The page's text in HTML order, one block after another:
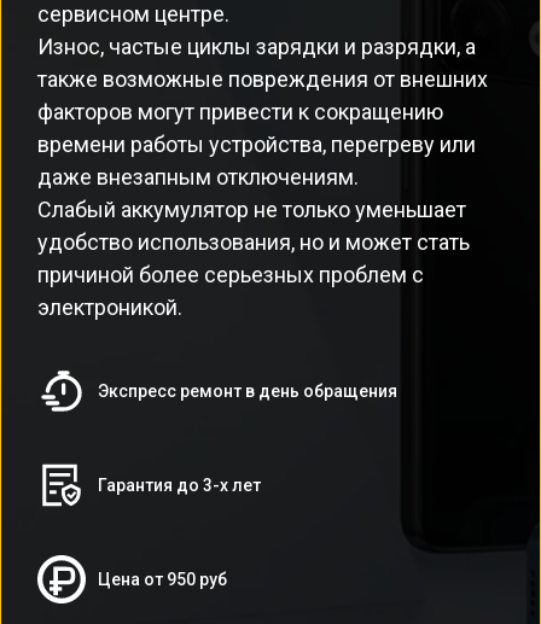
сервисном центре.
Износ, частые циклы зарядки и разрядки, а
также возможные повреждения от внешних
факторов могут привести к сокращению
времени работы устройства, перегреву или
даже внезапным отключениям.
Слабый аккумулятор не только уменьшает
удобство использования, но и может стать
причиной более серьезных проблем с
электроникой.
Экспресс ремонт в день обращения
Гарантия до 3-х лет
Цена от 950 руб